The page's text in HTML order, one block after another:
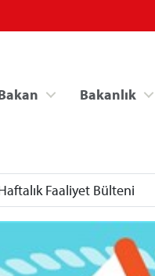
Bakanlık
Faaliyet Bülteni